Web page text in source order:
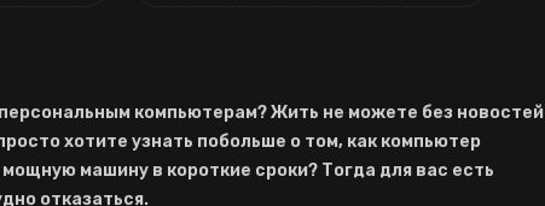
компьютерам? Жить не можете без новостей
хотите узнать побольше о том, как компьютер
машину в короткие сроки? Тогда для вас есть
отказаться.